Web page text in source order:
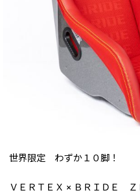
世界限定 わずか１０脚！
ＶＥＲＴＥＸ × ＢＲＩＤＥ